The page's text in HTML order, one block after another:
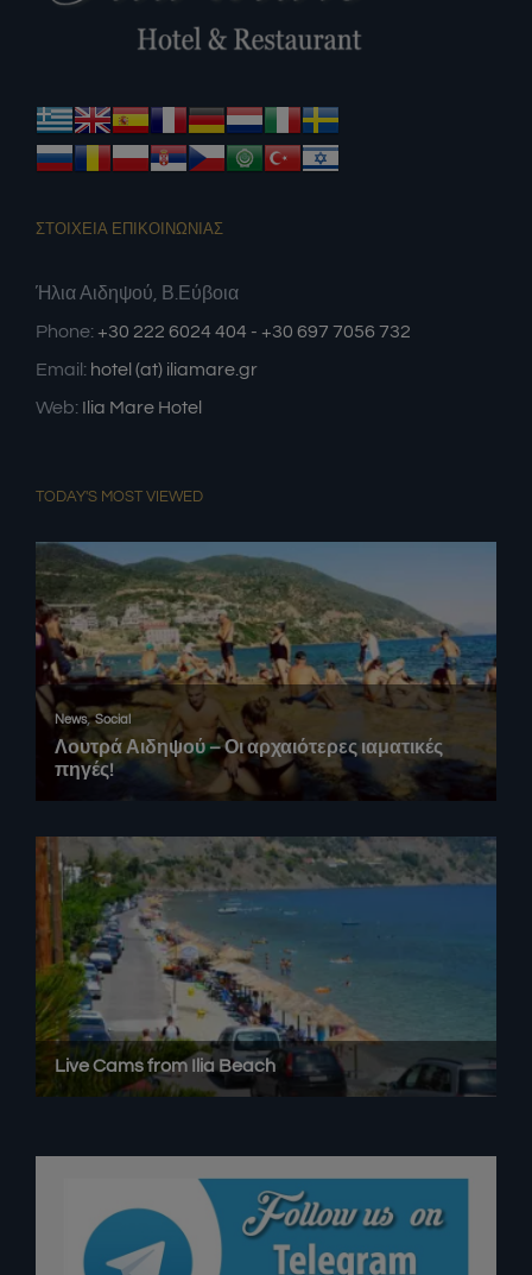
ΣΤΟΙΧΕΙΑ ΕΠΙΚΟΙΝΩΝΙΑΣ
Ήλια Αιδηψού, Β.Εύβοια
Phone: +30 222 6024 404 - +30 697 7056 732
Email: hotel (at) iliamare.gr
Web: Ilia Mare Hotel
TODAY'S MOST VIEWED